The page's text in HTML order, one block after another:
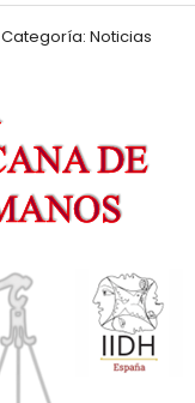
Categoría: Noticias